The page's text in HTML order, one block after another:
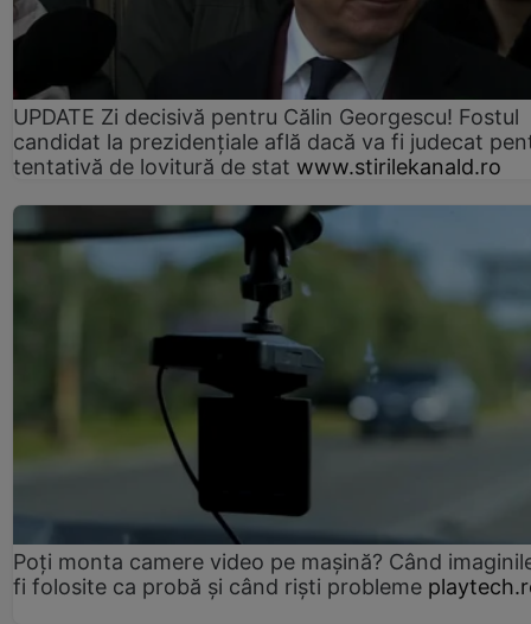
UPDATE Zi decisivă pentru Călin Georgescu! Fostul
candidat la prezidențiale află dacă va fi judecat
tentativă de lovitură de stat www.stirilekanald.ro
Poți monta camere video pe mașină? Când
fi folosite ca probă și când riști probleme